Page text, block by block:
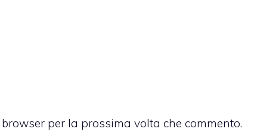
per la prossima volta che commento.